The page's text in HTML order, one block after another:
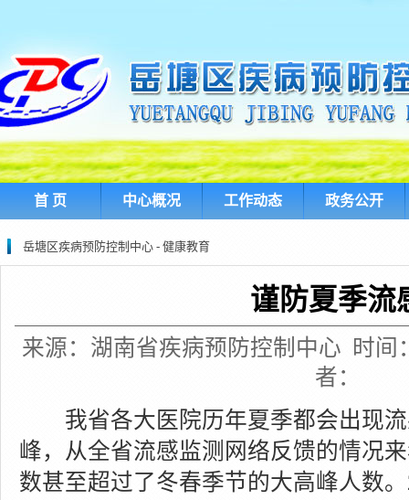
首 页 中心概况 工作动态 政务公开
岳塘区疾病预防控制中心 - 健康教育
谨防夏季流
来源：湖南省疾病预防控制中心 时间
者：
我省各大医院历年夏季都会出现流
峰，从全省流感监测网络反馈的情况
数甚至超过了冬春季节的大高峰人数